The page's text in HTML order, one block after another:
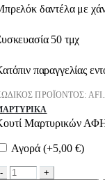
δαντέλα με
50 τμχ
παραγγελίας
ΠΡΟΪΌΝΤΟΣ:
Μαρτυρικών
Αγορά (+5,00 €)
-
+